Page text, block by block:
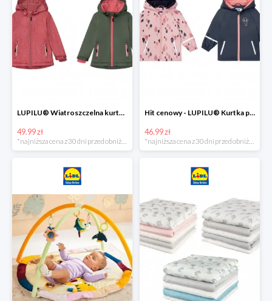
LUPILU® Wiatroszczelna kurtka dziecięca softshell, 1 sztuka
49.99 zł
Hit cenowy - LUPILU® Kurtka przeciwdeszczowa dziewczęca, 1 sztuka
46.99 zł